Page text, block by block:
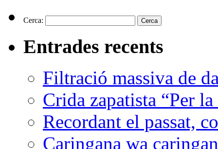
Cerca:
Entrades recents
Filtració massiva de
Crida zapatista “Per
Recordant el passat,
Caringana wa